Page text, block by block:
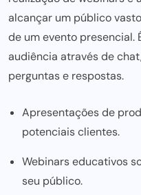
alcançar um público
de um evento presencial.
audiência através de
perguntas e respostas.
Apresentações de
potenciais clientes.
Webinars educativos
seu público.